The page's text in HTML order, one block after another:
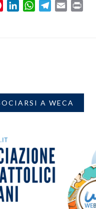
PinterestLinkedInWhatsAppTelegram
Email
A WECA